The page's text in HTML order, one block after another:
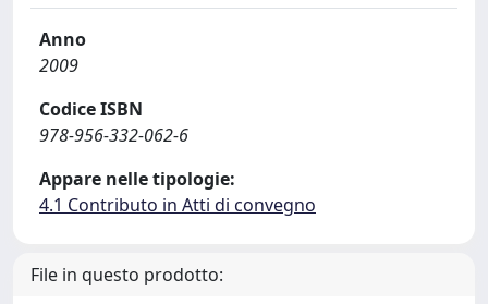
Anno
2009
Codice ISBN
978-956-332-062-6
Appare nelle tipologie:
4.1 Contributo in Atti di convegno
File in questo prodotto: